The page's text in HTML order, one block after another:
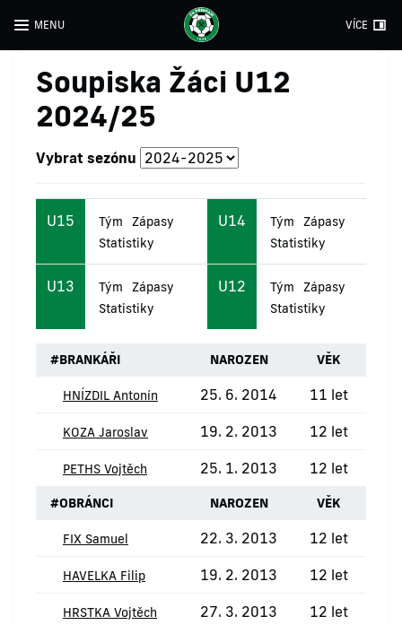
MENU VÍCE
Soupiska Žáci U12
2024/25
Vybrat sezónu
U15 Tým
Zápasy
Statistiky
U14 Tým
Zápasy
Statistiky
U13 Tým
Zápasy
Statistiky
U12 Tým
Zápasy
Statistiky
#BRANKÁŘI NAROZEN VĚK
HNÍZDIL Antonín 25. 6. 2014 11 let
KOZA Jaroslav 19. 2. 2013 12 let
PETHS Vojtěch 25. 1. 2013 12 let
#OBRÁNCI NAROZEN VĚK
FIX Samuel 22. 3. 2013 12 let
HAVELKA Filip 19. 2. 2013 12 let
HRSTKA Vojtěch 27. 3. 2013 12 let